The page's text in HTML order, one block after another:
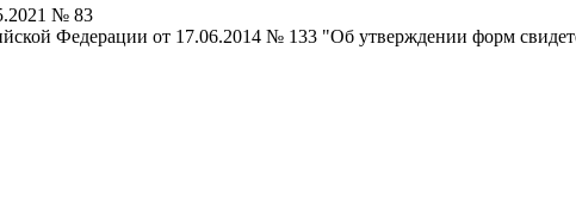
№ 83
Федерации от 17.06.2014 № 133 "Об утверждении форм